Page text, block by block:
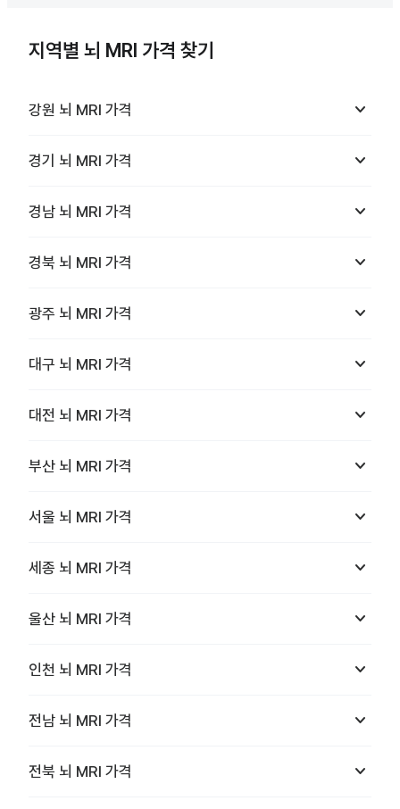
지역별 뇌 MRI 가격 찾기
강원 뇌 MRI 가격 keyboard_arrow_down
경기 뇌 MRI 가격 keyboard_arrow_down
경남 뇌 MRI 가격 keyboard_arrow_down
경북 뇌 MRI 가격 keyboard_arrow_down
광주 뇌 MRI 가격 keyboard_arrow_down
대구 뇌 MRI 가격 keyboard_arrow_down
대전 뇌 MRI 가격 keyboard_arrow_down
부산 뇌 MRI 가격 keyboard_arrow_down
서울 뇌 MRI 가격 keyboard_arrow_down
세종 뇌 MRI 가격 keyboard_arrow_down
울산 뇌 MRI 가격 keyboard_arrow_down
인천 뇌 MRI 가격 keyboard_arrow_down
전남 뇌 MRI 가격 keyboard_arrow_down
전북 뇌 MRI 가격 keyboard_arrow_down